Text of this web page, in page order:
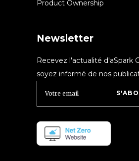
Product Ownership
Newsletter
Recevez l'actualité d'aSpark
soyez informé de nos